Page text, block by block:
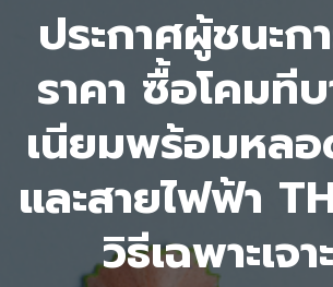
ประกาศผู้ชนะก
ราคา ซื้อโคมที
เนียมพร้อมหล
และสายไฟฟ้า
วิธีเฉพาะเจ